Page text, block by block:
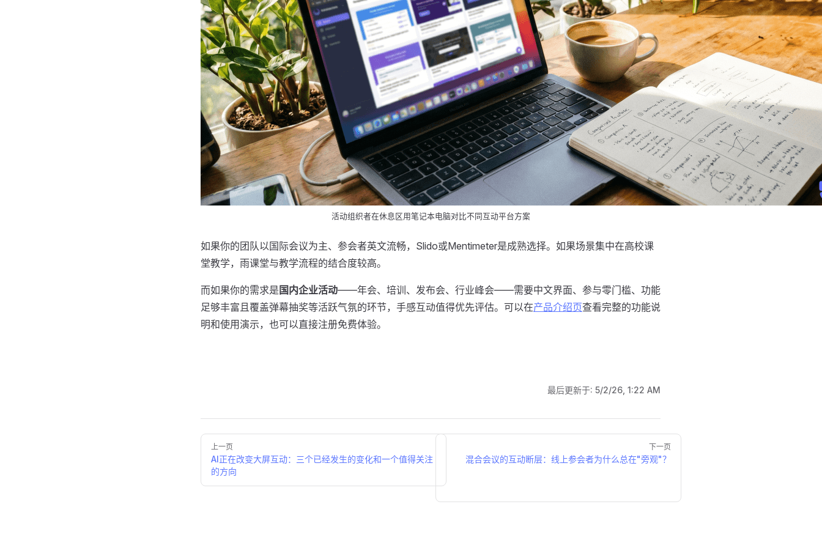
活动组织者在休息区用笔记本电脑对比不同互动平台方案
如果你的团队以国际会议为主、参会者英文流畅，Slido或Mentimeter是成熟选择。如果场景集中在高校课
堂教学，雨课堂与教学流程的结合度较高。
而如果你的需求是 国内企业活动——年会、培训、发布会、行业峰会——需要中文界面、参与零门槛、功能
足够丰富且覆盖弹幕抽奖等活跃气氛的环节，手感互动值得优先评估。可以在产品介绍页查看完整的功能说
明和使用演示，也可以直接注册免费体验。
最后更新于: 5/2/26, 1:22 AM
上一页
AI正在改变大屏互动：三个已经发生的变化和一个值得关注
的方向
下一页
混合会议的互动断层：线上参会者为什么总在"旁观"？